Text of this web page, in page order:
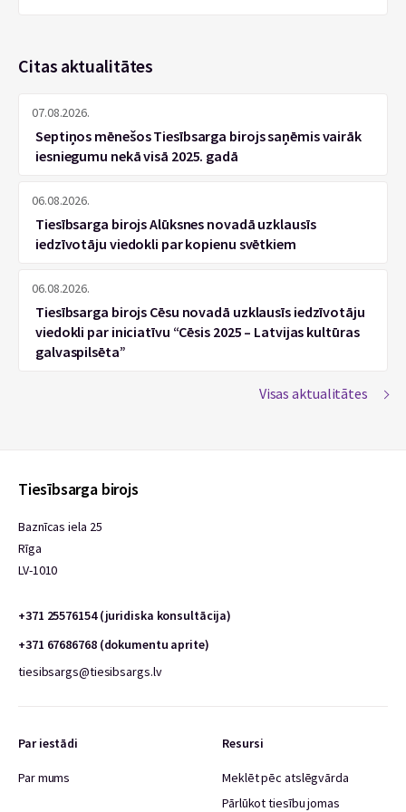
Citas aktualitātes
07.08.2026.
Septiņos mēnešos Tiesībsarga birojs saņēmis vairāk
iesniegumu nekā visā 2025. gadā
06.08.2026.
Tiesībsarga birojs Alūksnes novadā uzklausīs
iedzīvotāju viedokli par kopienu svētkiem
06.08.2026.
Tiesībsarga birojs Cēsu novadā uzklausīs iedzīvotāju
viedokli par iniciatīvu “Cēsis 2025 – Latvijas kultūras
galvaspilsēta”
Visas aktualitātes
Tiesībsarga birojs
Baznīcas iela 25
Rīga
LV-1010
+371 25576154 (juridiska konsultācija)
+371 67686768 (dokumentu aprite)
tiesibsargs@tiesibsargs.lv
Par iestādi
Par mums
Resursi
Meklēt pēc atslēgvārda
Pārlūkot tiesību jomas